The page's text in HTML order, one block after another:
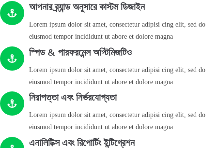
আপনার ব্র্যান্ড অনুসারে কাস্টম ডিজাইন
Lorem ipsum dolor sit amet, consectetur adipisi cing elit, sed do
eiusmod tempor incididunt ut abore et dolore magna
স্পিড & পারফরমেন্স অপ্টিমিজটিও
Lorem ipsum dolor sit amet, consectetur adipisi cing elit, sed do
eiusmod tempor incididunt ut abore et dolore magna
নিরাপত্তা এবং নির্ভরযোগ্যতা
Lorem ipsum dolor sit amet, consectetur adipisi cing elit, sed do
eiusmod tempor incididunt ut abore et dolore magna
এনালিটিক্স এবং রিপোর্টিং ইন্টিগ্রেশন